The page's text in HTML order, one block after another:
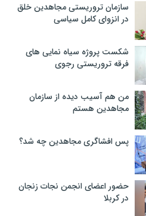
سازمان تروریستی مجاهدین خلق
در انزوای کامل سیاسی
شکست پروژه سیاه نمایی های
فرقه تروریستی رجوی
من هم آسیب دیده از سازمان
مجاهدین هستم
پس افشاگری مجاهدین چه شد؟
حضور اعضای انجمن نجات زنجان
در کربلا